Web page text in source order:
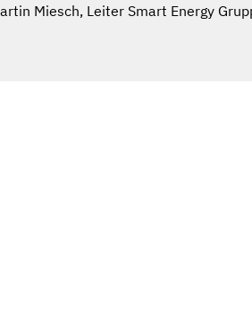
Miesch, Leiter Smart Energy